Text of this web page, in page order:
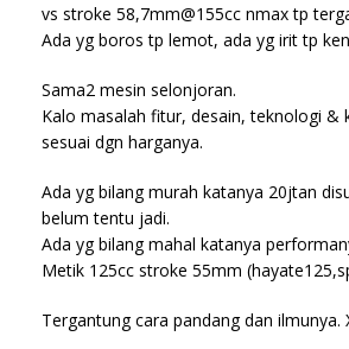
vs stroke 58,7mm@155cc nmax tp
Ada yg boros tp lemot, ada yg irit tp
Sama2 mesin selonjoran.
Kalo masalah fitur, desain, teknologi &
sesuai dgn harganya.
Ada yg bilang murah katanya 20jtan
belum tentu jadi.
Ada yg bilang mahal katanya
Metik 125cc stroke 55mm
Tergantung cara pandang dan ilmunya.